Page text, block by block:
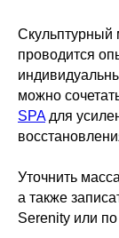
Скульптурный
проводится
можно
SPAдля
Уточнить
а также
Serenity или